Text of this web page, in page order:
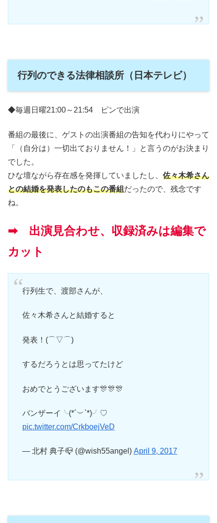
行列のできる法律相談所（日本テレビ）
◆毎週日曜21:00～21:54 ピンで出演
番組の最後に、ゲストの出演番組の告知を代わりにやって
「（自分は）一切出ておりません！」と言うのがお決まり
でした。
ひな壇ながら存在感を発揮していましたし、 佐々木希さん
との結婚を発表したのもこの番組だったので、残念です
ね。
➡ 出演見合わせ、収録済みは編集で
カット
行列生で、渡部さんが、
佐々木希さんと結婚すると
発表！(⌒▽⌒)
するだろうとは思ってたけど
おめでとうございます🎊🎊🎊
バンザーイ╰(*´︶`*)╯♡
pic.twitter.com/CrkboejVeD
— 北村 典子📪 (@wish55angel) April 9, 2017